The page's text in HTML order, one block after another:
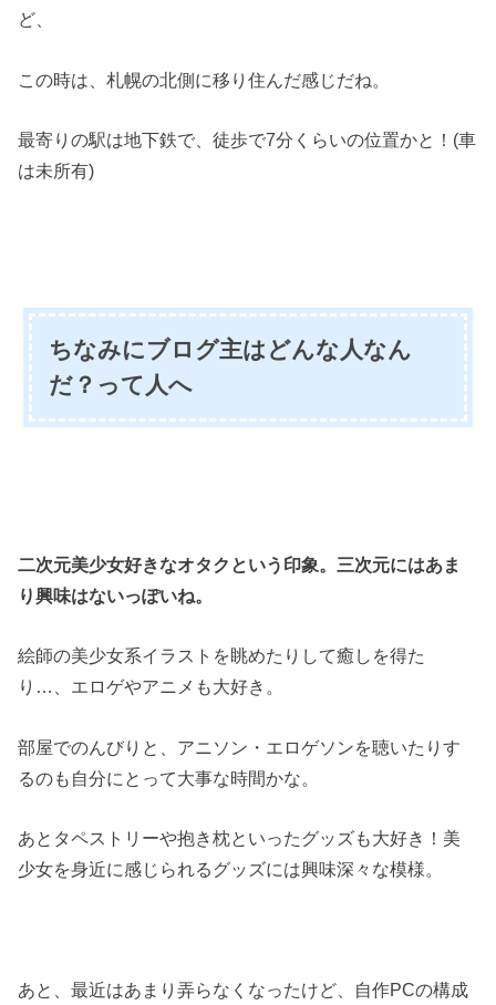
ど、
この時は、札幌の北側に移り住んだ感じだね。
最寄りの駅は地下鉄で、徒歩で7分くらいの位置かと！(車
は未所有)
ちなみにブログ主はどんな人なん
だ？って人へ
二次元美少女好きなオタクという印象。三次元にはあま
り興味はないっぽいね。
絵師の美少女系イラストを眺めたりして癒しを得た
り…、エロゲやアニメも大好き。
部屋でのんびりと、アニソン・エロゲソンを聴いたりす
るのも自分にとって大事な時間かな。
あとタペストリーや抱き枕といったグッズも大好き！美
少女を身近に感じられるグッズには興味深々な模様。
あと、最近はあまり弄らなくなったけど、自作PCの構成